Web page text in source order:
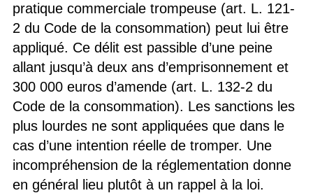
pratique commerciale trompeuse (art. L. 121-
2 du Code de la consommation) peut lui être
appliqué. Ce délit est passible d’une peine
allant jusqu’à deux ans d’emprisonnement et
300 000 euros d’amende (art. L. 132-2 du
Code de la consommation). Les sanctions les
plus lourdes ne sont appliquées que dans le
cas d’une intention réelle de tromper. Une
incompréhension de la réglementation donne
en général lieu plutôt à un rappel à la loi.